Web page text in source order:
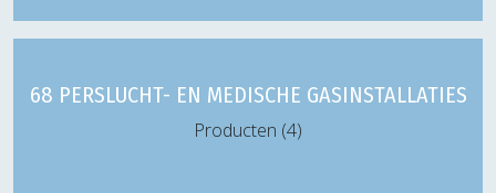
68 PERSLUCHT- EN MEDISCHE GASINSTALLATIES
Producten (4)